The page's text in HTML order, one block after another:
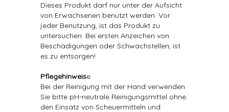
Dieses Produkt darf nur unter der Aufsicht
von Erwachsenen benutzt werden. Vor
jeder Benutzung, ist das Produkt zu
untersuchen. Bei ersten Anzeichen von
Beschädigungen oder Schwachstellen, ist
es zu entsorgen!
Pflegehinweise
Bei der Reinigung mit der Hand verwenden
Sie bitte pH-neutrale Reinigungsmittel ohne
den Einsatz von Scheuermitteln und